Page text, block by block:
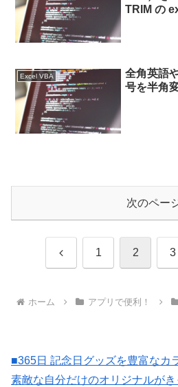
TRIM の
Excel VBA
全角英語
号を半角
次のペー
前 1 2 3
ホーム アプリで便利！
■365日 記念日グッズを豊富なカ
素敵な自分だけのオリジナルが